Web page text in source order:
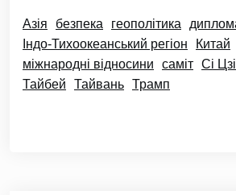
Азія безпека геополітика
Індо-Тихоокеанський регіон
Китай
міжнародні відносини
саміт Сі
Тайбей
Тайвань Трамп